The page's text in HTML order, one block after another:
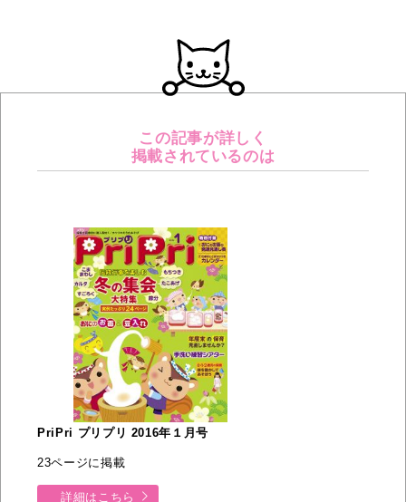
この記事が詳しく
掲載されているのは
PriPri プリプリ 2016年１月号
23ページに掲載
詳細はこちら